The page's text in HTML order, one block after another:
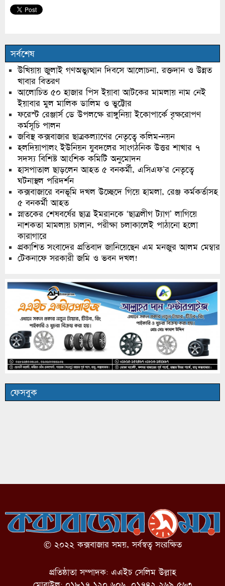
সর্বশেষ
উখিয়ায় জুলাই গণঅভ্যুত্থান দিবসে আলোচনা, রক্তদান ও উন্নত
খাবার বিতরণ
আলোচিত ৫০ হাজার পিস ইয়াবা আটকের মামলায় নাম নেই
ইয়াবার মুল মালিক ডালিম ও ভুট্টোর
ফরেস্ট রেঞ্জার্স ডে উপলক্ষে রাঙ্গুনিয়া ইকোপার্কে বৃক্ষরোপণ
কর্মসূচি পালন
জবিস্থ কক্সবাজার ছাত্রকল্যাণের নেতৃত্বে কলিম-নয়ন
হলদিয়াপালং ইউনিয়ন যুবদলের সাংগঠনিক উত্তর শাখার ৭
সদস্য বিশিষ্ট আংশিক কমিটি অনুমোদন
হাসপাতাল ছাড়লেন আহত ৫ বনকর্মী, এসিএফ’র নেতৃত্বে
ঘটনাস্থল পরিদর্শন
কক্সবাজারে বনভূমি দখল উচ্ছেদে গিয়ে হামলা, রেঞ্জ কর্মকর্তাসহ
৫ বনকর্মী আহত
স্নাতকের শেষবর্ষের ছাত্র ইমরানকে ‘ছাত্রলীগ ট্যাগ’ লাগিয়ে
নাশকতা মামলায় চালান, পরীক্ষা চলাকালেই পাঠানো হলো
কারাগারে
প্রকাশিত সংবাদের প্রতিবাদ জানিয়েছেন এম মনজুর আলম মেম্বার
টেকনাফে সরকারী জমি ও ভবন দখল!
ফেসবুক
© ২০২২ কক্সবাজার সময়, সর্বস্বত্ব সংরক্ষিত
প্রতিষ্ঠাতা সম্পাদক: এএইচ সেলিম উল্লাহ